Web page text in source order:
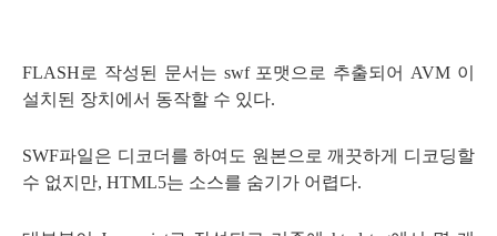
FLASH로 작성된 문서는 swf 포맷으로 추출되어 AVM 이
설치된 장치에서 동작할 수 있다.
SWF파일은 디코더를 하여도 원본으로 깨끗하게 디코딩할
수 없지만, HTML5는 소스를 숨기가 어렵다.